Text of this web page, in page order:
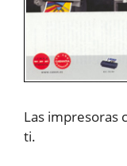
Las impresoras
ti.